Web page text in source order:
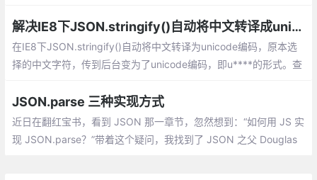
解决IE8下JSON.stringify()自动将中文转译成unicode的方法
在IE8下JSON.stringify()自动将中文转译为unicode编码，原本选
择的中文字符，传到后台变为了unicode编码，即u****的形式。查
stringify()会自动将编码从utf-8转为unicode编码，导致出现这种类
似于乱码的情况。
JSON.parse 三种实现方式
近日在翻红宝书，看到 JSON 那一章节，忽然想到：“如何用 JS 实
现 JSON.parse？”带着这个疑问，我找到了 JSON 之父 Douglas